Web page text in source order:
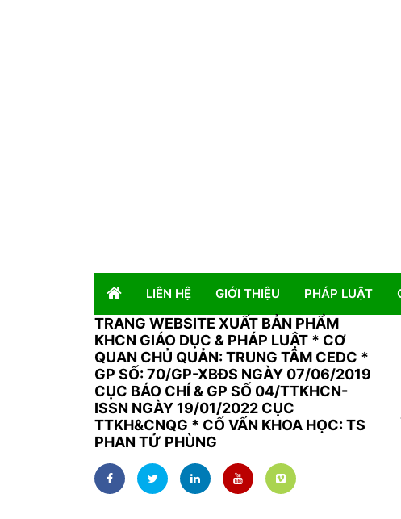
LIÊN HỆ GIỚI THIỆU PHÁP LUẬT
TRANG WEBSITE XUẤT BẢN PHẨM
KHCN GIÁO DỤC & PHÁP LUẬT * CƠ
QUAN CHỦ QUẢN: TRUNG TÂM CEDC *
GP SỐ: 70/GP-XBĐS NGÀY 07/06/2019
CỤC BÁO CHÍ & GP SỐ 04/TTKHCN-
ISSN NGÀY 19/01/2022 CỤC
TTKH&CNQG * CỐ VẤN KHOA HỌC: TS
PHAN TỬ PHÙNG